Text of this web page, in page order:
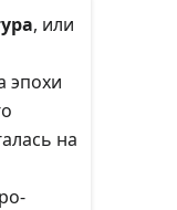
, или
эпохи
на